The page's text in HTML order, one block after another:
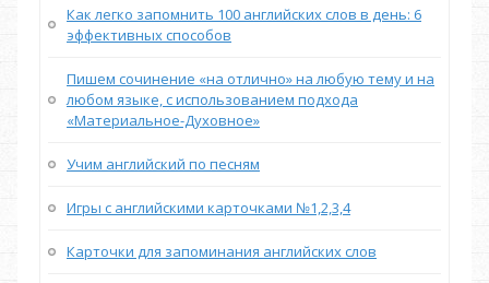
Как легко запомнить 100 английских слов в день: 6
эффективных способов
Пишем сочинение «на отлично» на любую тему и на
любом языке, с использованием подхода
«Материальное-Духовное»
Учим английский по песням
Игры с английскими карточками №1,2,3,4
Карточки для запоминания английских слов